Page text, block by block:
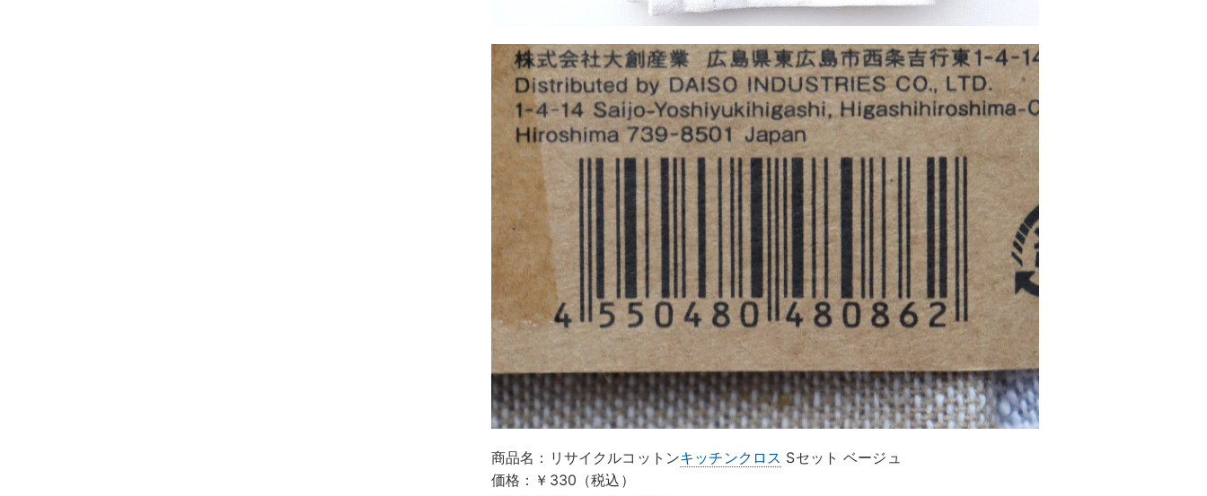
商品名：リサイクルコットンキッチンクロス Sセット ベージュ
価格：￥330（税込）